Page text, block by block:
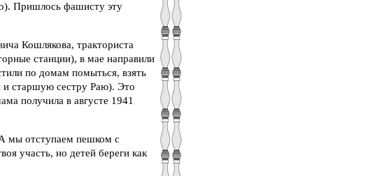
Пришлось фашисту эту
Кошлякова, тракториста
станции), в мае направили
по домам помыться, взять
и старшую сестру Раю). Это
получила в августе 1941
мы отступаем пешком с
участь, но детей береги как